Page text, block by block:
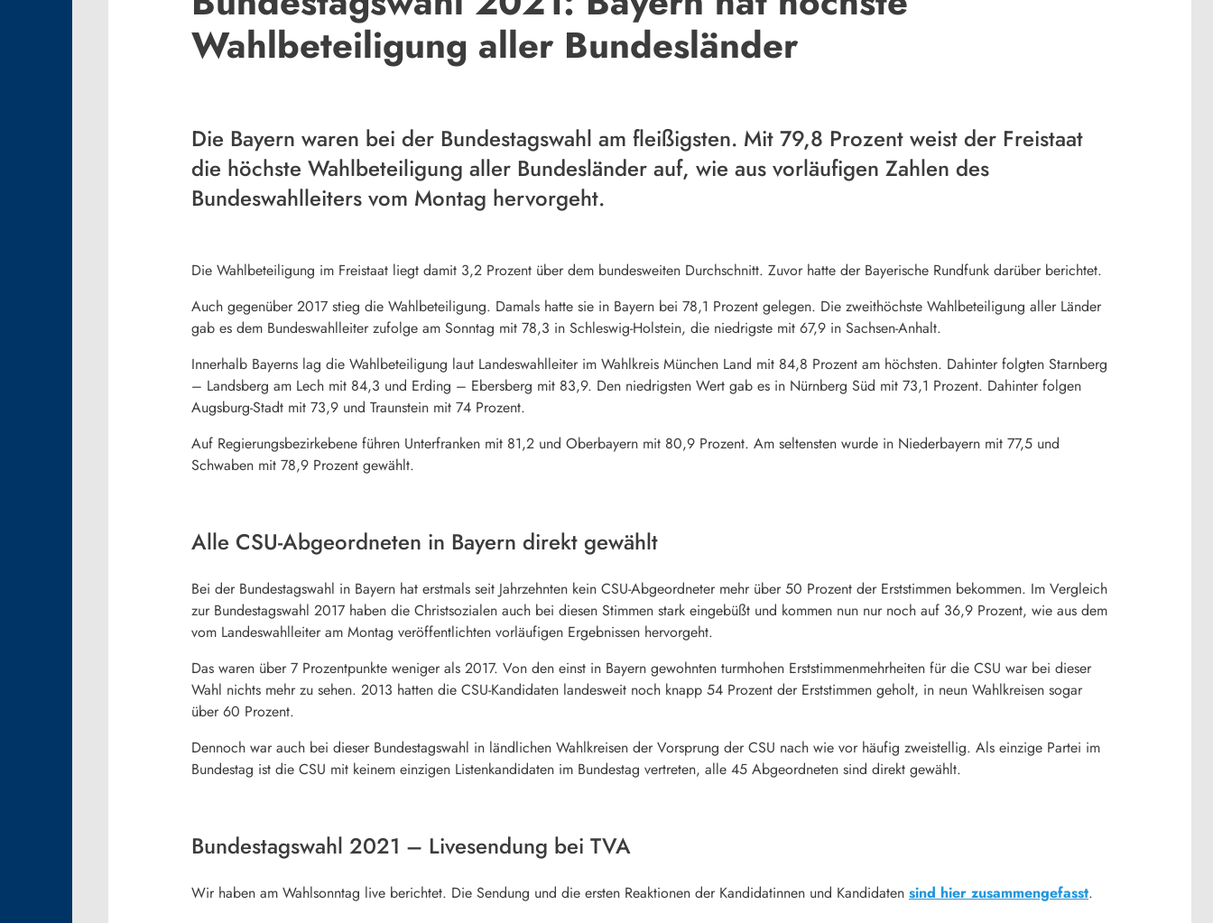
Wahlbeteiligung aller Bundesländer
Die Bayern waren bei der Bundestagswahl am fleißigsten. Mit 79,8 Prozent weist der Freistaat
die höchste Wahlbeteiligung aller Bundesländer auf, wie aus vorläufigen Zahlen des
Bundeswahlleiters vom Montag hervorgeht.
Die Wahlbeteiligung im Freistaat liegt damit 3,2 Prozent über dem bundesweiten Durchschnitt. Zuvor hatte der Bayerische Rundfunk darüber berichtet.
Auch gegenüber 2017 stieg die Wahlbeteiligung. Damals hatte sie in Bayern bei 78,1 Prozent gelegen. Die zweithöchste Wahlbeteiligung aller Länder
gab es dem Bundeswahlleiter zufolge am Sonntag mit 78,3 in Schleswig-Holstein, die niedrigste mit 67,9 in Sachsen-Anhalt.
Innerhalb Bayerns lag die Wahlbeteiligung laut Landeswahlleiter im Wahlkreis München Land mit 84,8 Prozent am höchsten. Dahinter folgten Starnberg
– Landsberg am Lech mit 84,3 und Erding – Ebersberg mit 83,9. Den niedrigsten Wert gab es in Nürnberg Süd mit 73,1 Prozent. Dahinter folgen
Augsburg-Stadt mit 73,9 und Traunstein mit 74 Prozent.
Auf Regierungsbezirkebene führen Unterfranken mit 81,2 und Oberbayern mit 80,9 Prozent. Am seltensten wurde in Niederbayern mit 77,5 und
Schwaben mit 78,9 Prozent gewählt.
Alle CSU-Abgeordneten in Bayern direkt gewählt
Bei der Bundestagswahl in Bayern hat erstmals seit Jahrzehnten kein CSU-Abgeordneter mehr über 50 Prozent der Erststimmen bekommen. Im Vergleich
zur Bundestagswahl 2017 haben die Christsozialen auch bei diesen Stimmen stark eingebüßt und kommen nun nur noch auf 36,9 Prozent, wie aus dem
vom Landeswahlleiter am Montag veröffentlichten vorläufigen Ergebnissen hervorgeht.
Das waren über 7 Prozentpunkte weniger als 2017. Von den einst in Bayern gewohnten turmhohen Erststimmenmehrheiten für die CSU war bei dieser
Wahl nichts mehr zu sehen. 2013 hatten die CSU-Kandidaten landesweit noch knapp 54 Prozent der Erststimmen geholt, in neun Wahlkreisen sogar
über 60 Prozent.
Dennoch war auch bei dieser Bundestagswahl in ländlichen Wahlkreisen der Vorsprung der CSU nach wie vor häufig zweistellig. Als einzige Partei im
Bundestag ist die CSU mit keinem einzigen Listenkandidaten im Bundestag vertreten, alle 45 Abgeordneten sind direkt gewählt.
Bundestagswahl 2021 – Livesendung bei TVA
Wir haben am Wahlsonntag live berichtet. Die Sendung und die ersten Reaktionen der Kandidatinnen und Kandidaten sind hier zusammengefasst.